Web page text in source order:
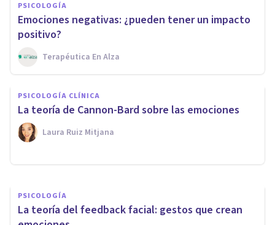
PSICOLOGÍA
Emociones negativas: ¿pueden tener un impacto
positivo?
Terapéutica En Alza
PSICOLOGÍA CLÍNICA
La teoría de Cannon-Bard sobre las emociones
Laura Ruiz Mitjana
PSICOLOGÍA
Efecto de Mera Exposición: qué
es y cómo se expresa en
psicología
PSICOLOGÍA
La teoría del feedback facial: gestos que crean